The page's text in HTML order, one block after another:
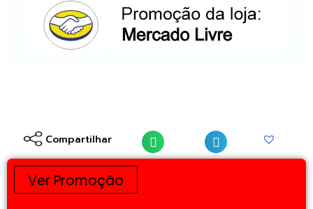
Compartilhar
Ver Promoção